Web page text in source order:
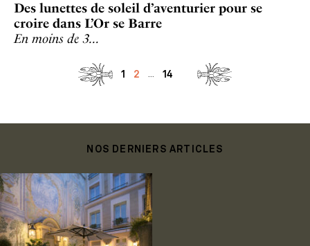
Des lunettes de soleil d’aventurier pour se
croire dans L’Or se Barre
En moins de 3…
1 2 14
NOS DERNIERS ARTICLES